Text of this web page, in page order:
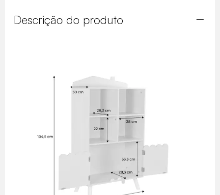
Descrição do produto